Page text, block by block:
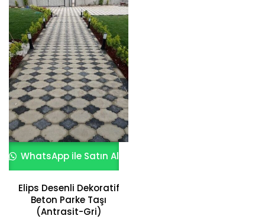
WhatsApp ile Satın Al
Elips Desenli Dekoratif
Beton Parke Taşı
(Antrasit-Gri)